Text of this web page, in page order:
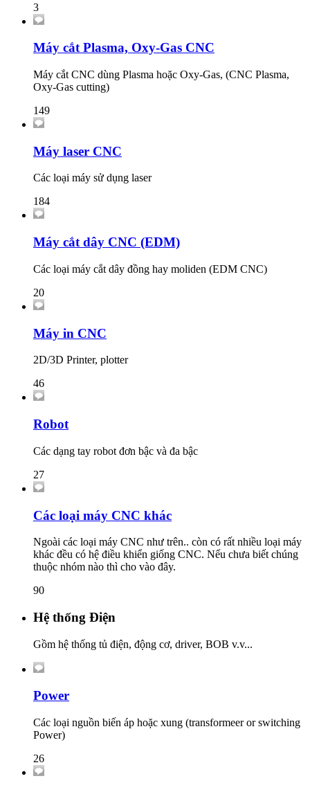
3
Máy cắt Plasma, Oxy-Gas CNC
Máy cắt CNC dùng Plasma hoặc Oxy-Gas, (CNC Plasma,
Oxy-Gas cutting)
149
Máy laser CNC
Các loại máy sử dụng laser
184
Máy cắt dây CNC (EDM)
Các loại máy cắt dây đồng hay moliden (EDM CNC)
20
Máy in CNC
2D/3D Printer, plotter
46
Robot
Các dạng tay robot đơn bậc và đa bậc
27
Các loại máy CNC khác
Ngoài các loại máy CNC như trên.. còn có rất nhiều loại máy
khác đều có hệ điều khiển giống CNC. Nếu chưa biết chúng
thuộc nhóm nào thì cho vào đây.
90
Hệ thống Điện
Gồm hệ thống tủ điện, động cơ, driver, BOB v.v...
Power
Các loại nguồn biến áp hoặc xung (transformeer or switching
Power)
26